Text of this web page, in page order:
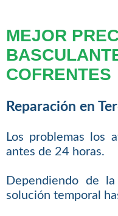
MEJOR
COFRENTES
Reparación en
Los problemas los
antes de 24 horas.
Dependiendo de
solución temporal